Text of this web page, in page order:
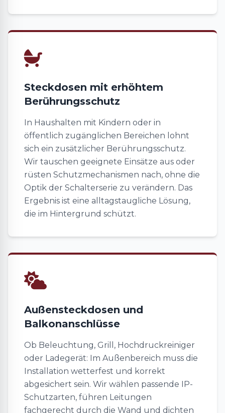
Steckdosen mit erhöhtem
Berührungsschutz
In Haushalten mit Kindern oder in
öffentlich zugänglichen Bereichen lohnt
sich ein zusätzlicher Berührungsschutz.
Wir tauschen geeignete Einsätze aus oder
rüsten Schutzmechanismen nach, ohne die
Optik der Schalterserie zu verändern. Das
Ergebnis ist eine alltagstaugliche Lösung,
die im Hintergrund schützt.
Außensteckdosen und
Balkonanschlüsse
Ob Beleuchtung, Grill, Hochdruckreiniger
oder Ladegerät: Im Außenbereich muss die
Installation wetterfest und korrekt
abgesichert sein. Wir wählen passende IP-
Schutzarten, führen Leitungen
fachgerecht durch die Wand und dichten